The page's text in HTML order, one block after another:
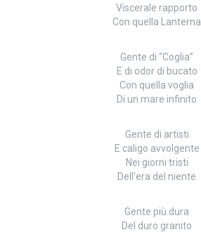
Viscerale rapporto
Con quella Lanterna
Gente di “Coglia”
E di odor di bucato
Con quella voglia
Di un mare infinito
Gente di artisti
E caligo avvolgente
Nei giorni tristi
Dell’era del niente
Gente più dura
Del duro granito